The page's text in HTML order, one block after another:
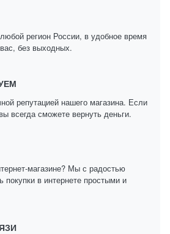
регион России, в удобное время
без выходных.
репутацией нашего магазина. Если
всегда сможете вернуть деньги.
магазине? Мы с радостью
покупки в интернете простыми и